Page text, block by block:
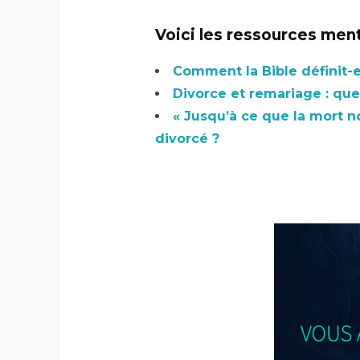
Voici les ressources
Comment la Bible définit-
Divorce et remariage :
« Jusqu’à ce que la mort
divorcé ?